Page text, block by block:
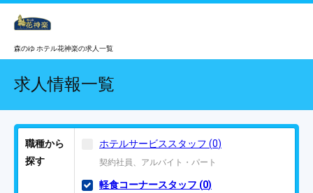
森のゆ ホテル花神楽の求人一覧
求人情報一覧
職種から
探す
ホテルサービススタッフ (0)
契約社員、アルバイト・パート
軽食コーナースタッフ (0)